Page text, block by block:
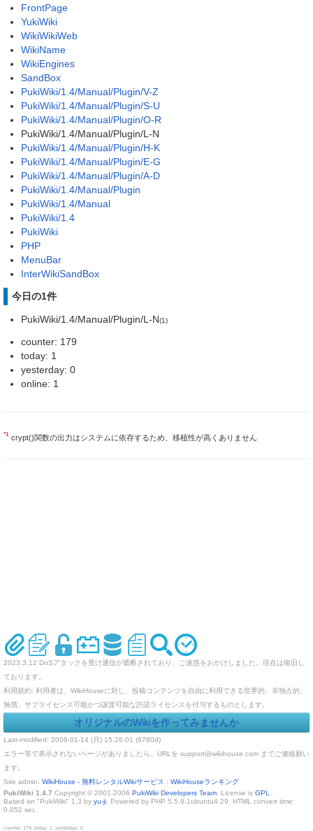
FrontPage
YukiWiki
WikiWikiWeb
WikiName
WikiEngines
SandBox
PukiWiki/1.4/Manual/Plugin/V-Z
PukiWiki/1.4/Manual/Plugin/S-U
PukiWiki/1.4/Manual/Plugin/O-R
PukiWiki/1.4/Manual/Plugin/L-N
PukiWiki/1.4/Manual/Plugin/H-K
PukiWiki/1.4/Manual/Plugin/E-G
PukiWiki/1.4/Manual/Plugin/A-D
PukiWiki/1.4/Manual/Plugin
PukiWiki/1.4/Manual
PukiWiki/1.4
PukiWiki
PHP
MenuBar
InterWikiSandBox
今日の1件
PukiWiki/1.4/Manual/Plugin/L-N(1)
counter: 179
today: 1
yesterday: 0
online: 1
*1 crypt()関数の出力はシステムに依存するため、移植性が高くありません
2023.3.12 DoSアタックを受け通信が遮断されており、ご迷惑をおかけしました。現在は復旧し
ております。
利用規約: 利用者は、WikiHouseに対し、投稿コンテンツを自由に利用できる世界的、非独占的、
無償、サブライセンス可能かつ譲渡可能な許諾ライセンスを付与するものとします。
オリジナルのWikiを作ってみませんか
Last-modified: 2008-01-14 (月) 15:26:01 (6780d)
エラー等で表示されないページがありましたら、URLを support@wikihouse.com までご連絡願い
ます。
Site admin: WikiHouse - 無料レンタルWikiサービス : WikiHouseランキング
PukiWiki 1.4.7 Copyright © 2001-2006 PukiWiki Developers Team . License is GPL
Based on "PukiWiki" 1.3 by yu-ji . Powered by PHP 5.5.9-1ubuntu4.29. HTML convert time:
0.052 sec.
counter: 179, today: 1, yesterday: 0